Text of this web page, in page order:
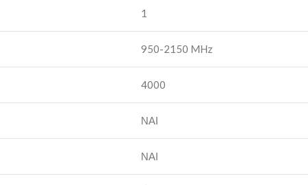
1
950-2150 MHz
4000
ΝΑΙ
ΝΑΙ